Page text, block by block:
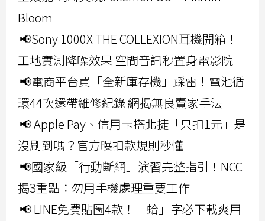
Bloom
📢Sony 1000X THE COLLEXION耳機開箱！
工地實測降噪效果 空間音訊秒置身電影院
📢電商平台買「全新庫存機」踩雷！電池循
環44次還帶維修紀錄 網揭無良賣家手法
📢 Apple Pay、信用卡搭北捷「只扣1元」是
沒刷到嗎？官方曝扣款規則秒懂
📢國家級「行動斷網」演習完整指引！NCC
揭3重點：勿用手機處理重要工作
📢 LINE免費貼圖4款！「蛤」字必下載爽用